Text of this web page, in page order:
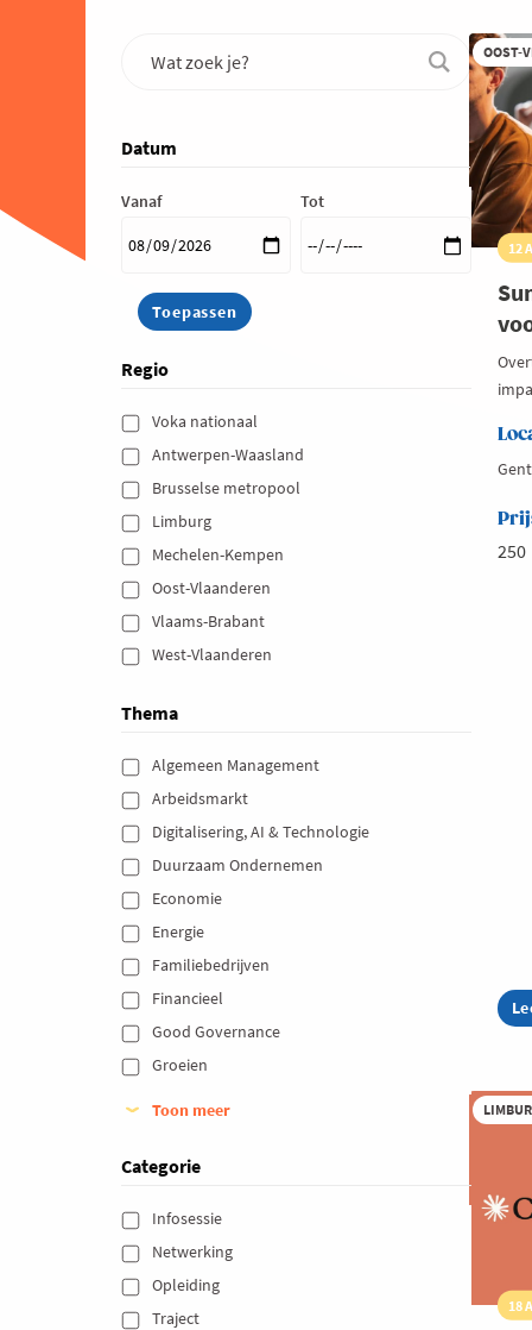
Datum
Vanaf Tot
Regio
Voka nationaal
Antwerpen-Waasland
Brusselse metropool
Limburg
Mechelen-Kempen
Oost-Vlaanderen
Vlaams-Brabant
West-Vlaanderen
Thema
Algemeen Management
Arbeidsmarkt
Digitalisering, AI & Technologie
Duurzaam Ondernemen
Economie
Energie
Familiebedrijven
Financieel
Good Governance
Groeien
Toon meer
Categorie
Infosessie
Netwerking
Opleiding
Traject
OOST-
12
Gent
250
18